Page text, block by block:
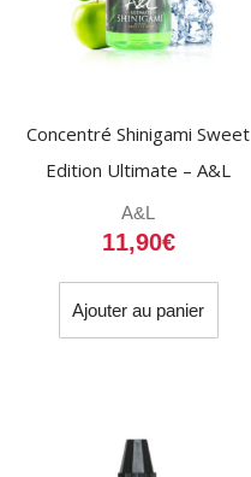
Concentré Shinigami Sweet
Edition Ultimate – A&L
A&L
11,90€
Ajouter au panier